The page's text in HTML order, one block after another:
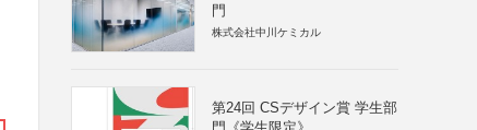
門
株式会社中川ケミカル
第24回 CSデザイン賞 学生部